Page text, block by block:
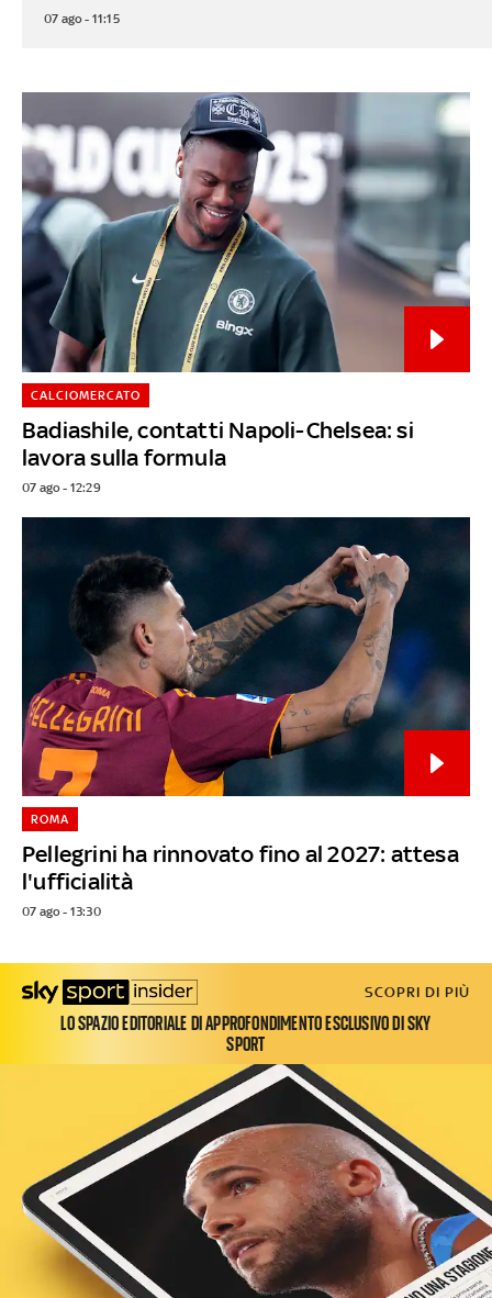
07 ago - 11:15
Badiashile, contatti Napoli-Chelsea: si
lavora sulla formula
CALCIOMERCATO
07 ago - 12:29
Pellegrini ha rinnovato fino al 2027: attesa
l'ufficialità
ROMA
07 ago - 13:30
LO SPAZIO EDITORIALE DI APPROFONDIMENTO ESCLUSIVO DI SKY
SPORT
SCOPRI DI PIÙ